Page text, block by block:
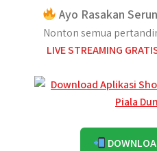
Ayo Rasakan
Nonton semua
LIVE STREAMING